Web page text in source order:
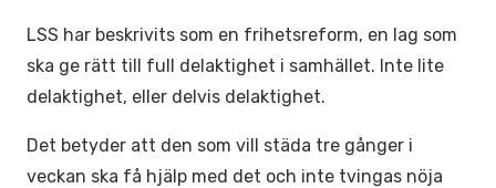
LSS har beskrivits som en frihetsreform, en lag som
ska ge rätt till full delaktighet i samhället. Inte lite
delaktighet, eller delvis delaktighet.
Det betyder att den som vill städa tre gånger i
veckan ska få hjälp med det och inte tvingas nöja